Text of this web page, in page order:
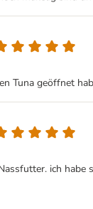
Tuna geöffnet
ich habe